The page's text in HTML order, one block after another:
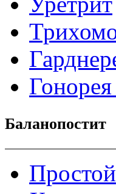
Баланопостит
Простой